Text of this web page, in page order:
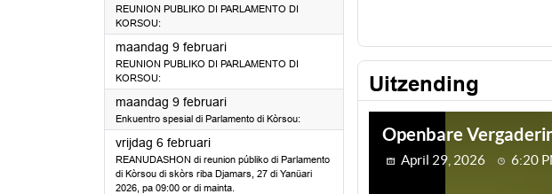
REUNION PUBLIKO DI PARLAMENTO DI
KORSOU:
maandag 9 februari2026
REUNION PUBLIKO DI PARLAMENTO DI
KORSOU:
maandag 9 februari2026
Enkuentro spesial di Parlamento di Kòrsou:
vrijdag 6 februari2026
REANUDASHON di reunion públiko di Parlamento
di Kòrsou di skòrs riba Djamars, 27 di Yanüari
2026, pa 09:00 or di mainta.
Uitzending